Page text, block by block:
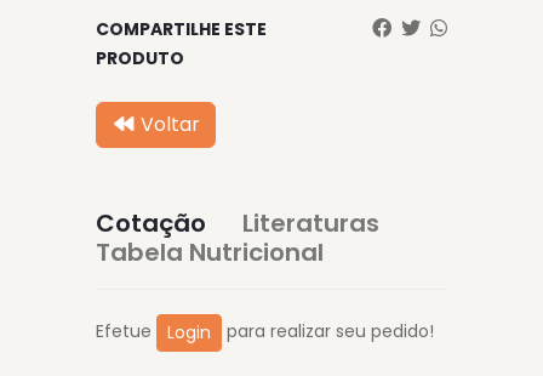
COMPARTILHE ESTE
PRODUTO
Voltar
Cotação
Literaturas
Tabela Nutricional
Efetue Login para realizar seu pedido!